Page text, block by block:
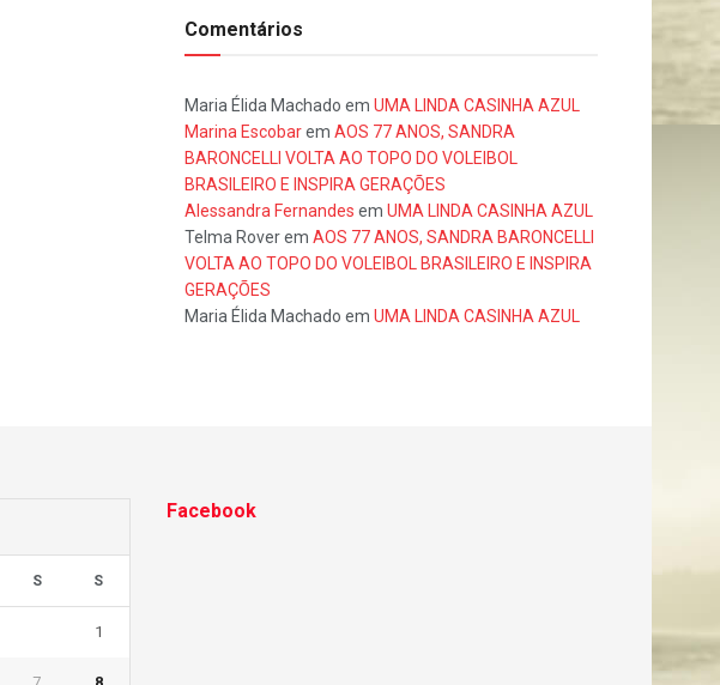
Comentários
Maria Élida Machado em UMA LINDA CASINHA AZUL
Marina Escobarem AOS 77 ANOS, SANDRA
BARONCELLI VOLTA AO TOPO DO VOLEIBOL
BRASILEIRO E INSPIRA GERAÇÕES
Alessandra Fernandes em UMA LINDA CASINHA AZUL
Telma Roverem AOS 77 ANOS, SANDRA BARONCELLI
VOLTA AO TOPO DO VOLEIBOL BRASILEIRO E INSPIRA
GERAÇÕES
Maria Élida Machado em UMA LINDA CASINHA AZUL
S S
1
Facebook